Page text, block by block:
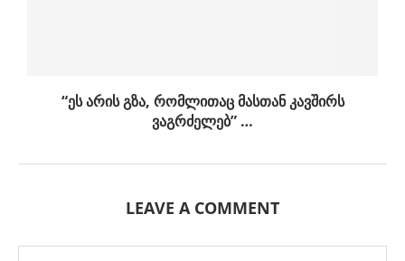
“ეს არის გზა, რომლითაც მასთან კავშირს
ვაგრძელებ” …
LEAVE A COMMENT